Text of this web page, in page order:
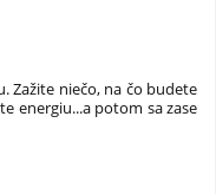
Zažite niečo, na čo budete
energiu...a potom sa zase